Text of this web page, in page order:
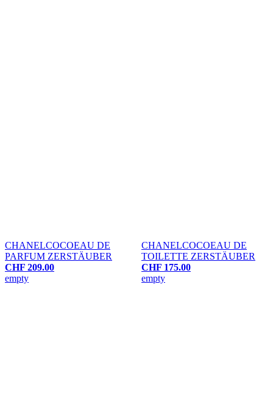
CHANELCOCOEAU DE
PARFUM ZERSTÄUBER
CHF 209.00
empty
CHANELCOCOEAU DE
TOILETTE ZERSTÄUBER
CHF 175.00
empty